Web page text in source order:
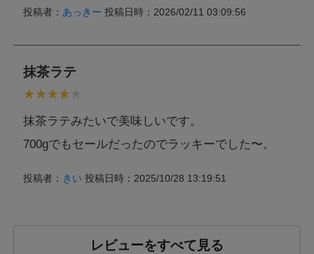
投稿者： あっきー 投稿日時：2026/02/11 03:09:56
抹茶ラテ
抹茶ラテみたいで美味しいです。
700gでもセールだったのでラッキーでした〜。
投稿者： きい 投稿日時：2025/10/28 13:19:51
レビューをすべて見る